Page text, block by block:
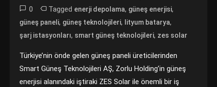
0 Tagged enerji depolama, güneş enerjisi,
güneş paneli, güneş teknolojileri, lityum batarya,
şarj istasyonları, smart güneş teknolojileri, zes solar
Türkiye’nin önde gelen güneş paneli üreticilerinden
Smart Güneş Teknolojileri AŞ, Zorlu Holding’in güneş
enerjisi alanındaki iştiraki ZES Solar ile önemli bir iş